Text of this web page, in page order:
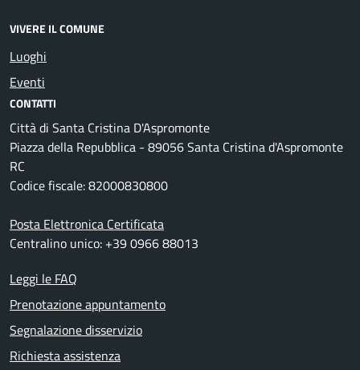
VIVERE IL COMUNE
Luoghi
Eventi
CONTATTI
Città di Santa Cristina D'Aspromonte
Piazza della Repubblica - 89056 Santa Cristina d'Aspromonte
RC
Codice fiscale: 82000830800
Posta Elettronica Certificata
Centralino unico: +39 0966 88013
Leggi le FAQ
Prenotazione appuntamento
Segnalazione disservizio
Richiesta assistenza